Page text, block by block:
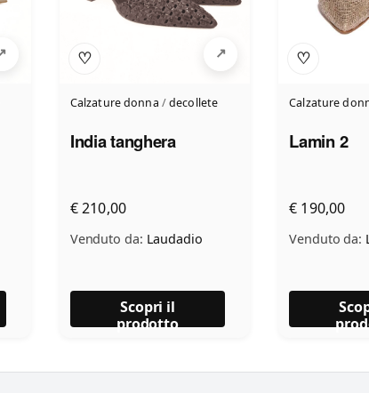
♡
Calzature donna /decollete
India tanghera
€ 210,00
Venduto da: Laudadio
Scopri il
prodotto
♡
Calzature
Lamin 2
€ 190,00
Venduto da: